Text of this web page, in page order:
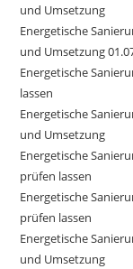
und Umsetzung
Energetische
und Umsetzung
Energetische
lassen
Energetische
und Umsetzung
Energetische
prüfen lassen
Energetische
prüfen lassen
Energetische
und Umsetzung